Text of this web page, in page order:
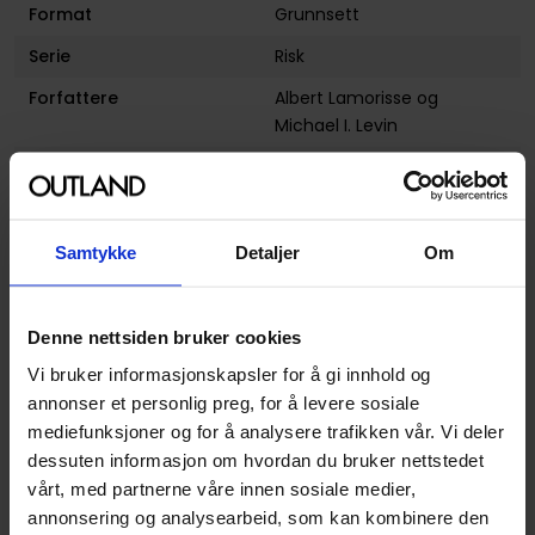
Samtykke Detaljer Om
Denne nettsiden bruker cookies
Vi bruker informasjonskapsler for å gi innhold og
annonser et personlig preg, for å levere sosiale
mediefunksjoner og for å analysere trafikken vår. Vi deler
dessuten informasjon om hvordan du bruker nettstedet
vårt, med partnerne våre innen sosiale medier,
annonsering og analysearbeid, som kan kombinere den
Format
Grunnsett
Serie
Risk
Forfattere
Albert Lamorisse og
Michael I. Levin
Utgiver
Hasbro
Anbefalt Antall Spillere
Lanseringsdato
01.01.1959
Brettspill Type
Krigsspill
Minimum Spilltid
120+ minutter
Anbefalt Alder
10
Spilltid
120 minutter